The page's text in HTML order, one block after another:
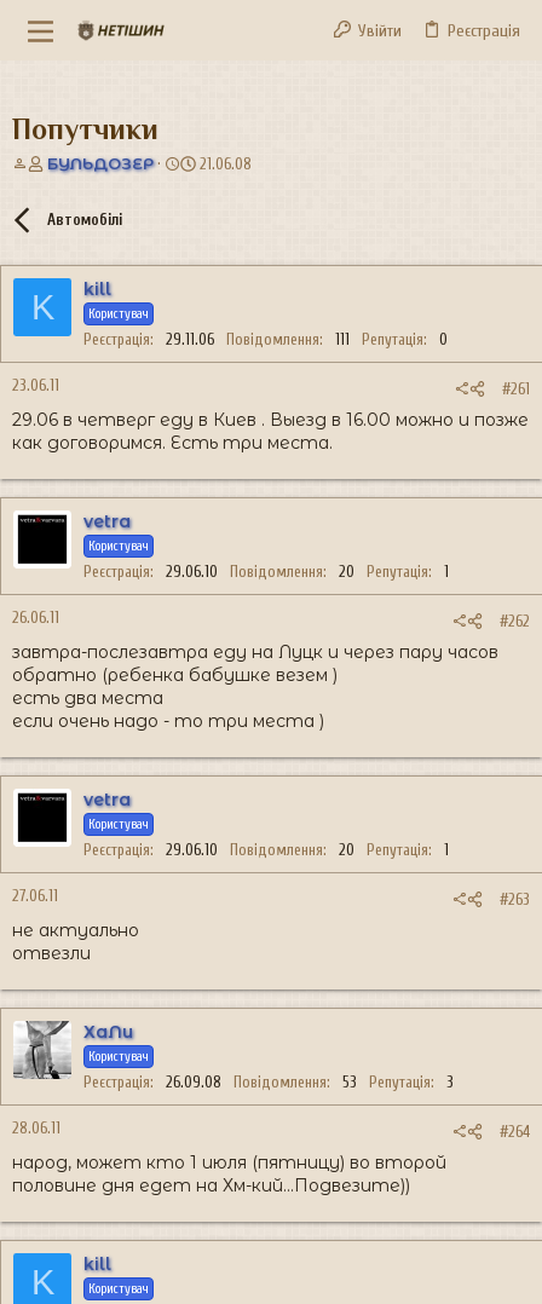
Увійти Реєстрація
Попутчики
А
о
т
е
м
и
БУЛЬДОЗЕР
Д
т
р
е
я
21.06.08
Автомобілі
K kill
Користувач
Реєстрація 29.11.06 Повідомлення 111 Репутація 0
23.06.11 #261
29.06 в четверг еду в Киев . Выезд в 16.00 можно и позже
как договоримся. Есть три места.
vetra
Користувач
Реєстрація 29.06.10 Повідомлення 20 Репутація 1
26.06.11 #262
завтра-послезавтра еду на Луцк и через пару часов
обратно (ребенка бабушке везем )
есть два места
если очень надо - то три места )
vetra
Користувач
Реєстрація 29.06.10 Повідомлення 20 Репутація 1
27.06.11 #263
не актуально
отвезли
ХаЛи
Користувач
Реєстрація 26.09.08 Повідомлення 53 Репутація 3
28.06.11 #264
народ, может кто 1 июля (пятницу) во второй
половине дня едет на Хм-кий...Подвезите))
K kill
Користувач